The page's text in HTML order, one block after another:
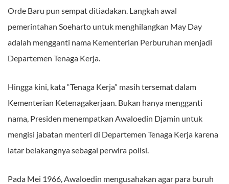
Orde Baru pun sempat ditiadakan. Langkah awal
pemerintahan Soeharto untuk menghilangkan May Day
adalah mengganti nama Kementerian Perburuhan menjadi
Departemen Tenaga Kerja.
Hingga kini, kata “Tenaga Kerja” masih tersemat dalam
Kementerian Ketenagakerjaan. Bukan hanya mengganti
nama, Presiden menempatkan Awaloedin Djamin untuk
mengisi jabatan menteri di Departemen Tenaga Kerja karena
latar belakangnya sebagai perwira polisi.
Pada Mei 1966, Awaloedin mengusahakan agar para buruh